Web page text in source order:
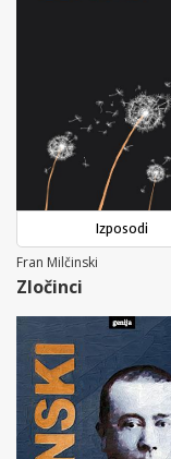
Izposodi
Fran Milčinski
Zločinci